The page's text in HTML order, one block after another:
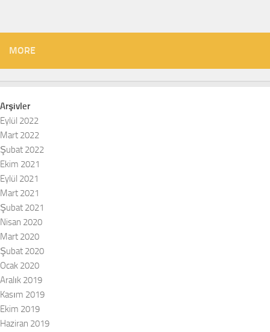
MORE
Arşivler
Eylül 2022
Mart 2022
Şubat 2022
Ekim 2021
Eylül 2021
Mart 2021
Şubat 2021
Nisan 2020
Mart 2020
Şubat 2020
Ocak 2020
Aralık 2019
Kasım 2019
Ekim 2019
Haziran 2019